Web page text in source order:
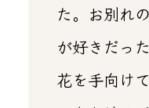
た。お別れ
が好きだっ
花を手向け